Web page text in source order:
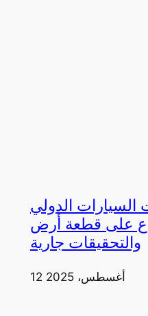
الدولي
على قطعة أرض
والتحقيقات جارية
12 أغسطس، 2025